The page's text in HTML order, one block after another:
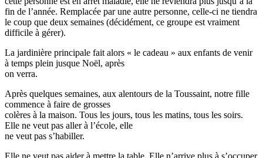
fin de l’année. Remplacée par une autre personne, celle-ci ne tiendra
le coup que deux semaines (décidément, ce groupe est vraiment
difficile à gérer).
La jardinière principale fait alors « le cadeau » aux enfants de venir
à temps plein jusque Noël, après
on verra.
Après quelques semaines, aux alentours de la Toussaint, notre fille
commence à faire de grosses
colères à la maison. Tous les jours, tous les matins, tous les soirs.
Elle ne veut pas aller à l’école, elle
ne veut pas s’habiller.
Elle ne veut pas aider à mettre la table. Elle n’arrive plus à s’occuper